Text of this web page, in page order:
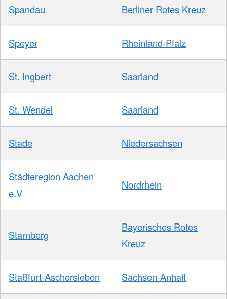
Spandau Berliner Rotes Kreuz
Speyer Rheinland-Pfalz
St. Ingbert Saarland
St. Wendel Saarland
Stade Niedersachsen
Städteregion Aachen
e.V
Nordrhein
Starnberg
Bayerisches Rotes
Kreuz
Staßfurt-Aschersleben Sachsen-Anhalt